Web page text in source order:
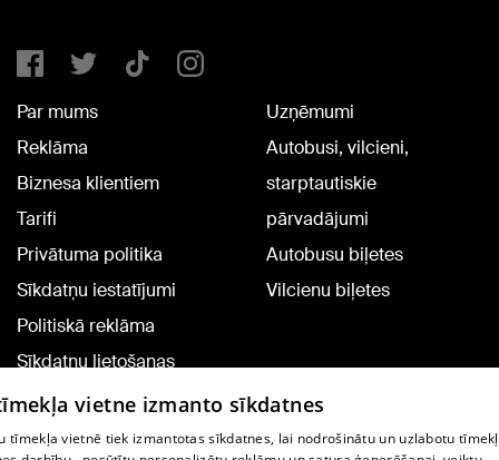
Par mums
Reklāma
Biznesa klientiem
Tarifi
Privātuma politika
Sīkdatņu iestatījumi
Politiskā reklāma
Sīkdatņu lietošanas
noteikumi
Komentāru pievienošana
Uzņēmumi
Autobusi, vilcieni,
starptautiskie
pārvadājumi
Autobusu biļetes
Vilcienu biļetes
vietne izmanto sīkdatnes
tīmekļa vietnē tiek izmantotas sīkdatnes, lai nodrošinātu un uzlabotu